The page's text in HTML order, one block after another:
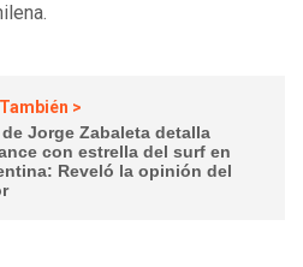
>
de Jorge Zabaleta detalla
con estrella del surf en
Reveló la opinión del